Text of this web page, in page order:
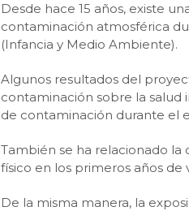
Desde hace 15 años, existe
contaminación atmosférica
(Infancia y Medio Ambiente).
Algunos resultados del
contaminación sobre la salud
de contaminación durante el
También se ha relacionado
físico en los primeros años de
De la misma manera, la